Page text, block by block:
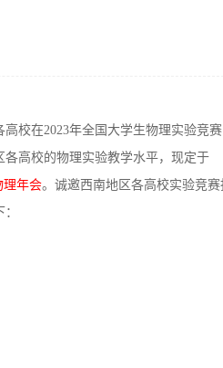
校在2023年全国大学生物理实验竞赛
各高校的物理实验教学水平，现定于
理年会。诚邀西南地区各高校实验竞赛